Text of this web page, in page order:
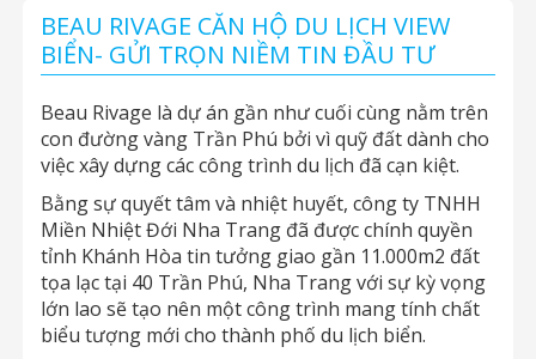
BEAU RIVAGE CĂN HỘ DU LỊCH VIEW
BIỂN- GỬI TRỌN NIỀM TIN ĐẦU TƯ
Beau Rivage là dự án gần như cuối cùng nằm trên
con đường vàng Trần Phú bởi vì quỹ đất dành cho
việc xây dựng các công trình du lịch đã cạn kiệt.
Bằng sự quyết tâm và nhiệt huyết, công ty TNHH
Miền Nhiệt Đới Nha Trang đã được chính quyền
tỉnh Khánh Hòa tin tưởng giao gần 11.000m2 đất
tọa lạc tại 40 Trần Phú, Nha Trang với sự kỳ vọng
lớn lao sẽ tạo nên một công trình mang tính chất
biểu tượng mới cho thành phố du lịch biển.